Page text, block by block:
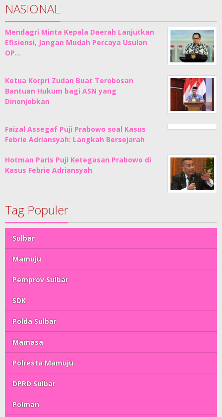
NASIONAL
Mendagri Minta Kepala Daerah Lanjutkan
Efisiensi, Jangan Mudah Percaya Usulan
OP…
Ketua Korpri Zudan Buat Terobosan
Bantuan Hukum bagi ASN yang
Dinonjobkan
Faizal Assegaf Puji Prabowo soal Kasus
Febrie Adriansyah: Langkah Bersejarah
Hotman Paris Puji Ketegasan Prabowo di
Kasus Febrie Adriansyah
Tag Populer
Sulbar
Mamuju
Pemprov Sulbar
SDK
Polda Sulbar
Mamasa
Polresta Mamuju
DPRD Sulbar
Polman